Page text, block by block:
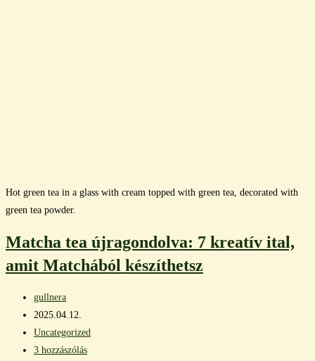
Hot green tea in a glass with cream topped with green tea, decorated with
green tea powder.
Matcha tea újragondolva: 7 kreatív ital,
amit Matchából készíthetsz
Post
author:
gullnera
Post
published:
2025.04.12.
Post
category:
Uncategorized
Post
3 hozzászólás